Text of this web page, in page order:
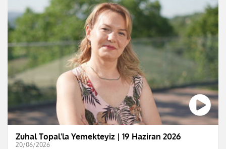
Zuhal Topal'la Yemekteyiz | 19 Haziran 2026
20/06/2026